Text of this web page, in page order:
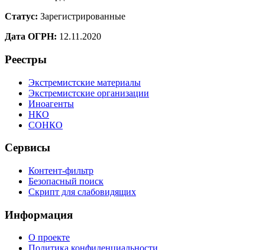
Статус: Зарегистрированные
Дата ОГРН: 12.11.2020
Реестры
Экстремистские материалы
Экстремистские организации
Иноагенты
НКО
СОНКО
Сервисы
Контент-фильтр
Безопасный поиск
Скрипт для слабовидящих
Информация
О проекте